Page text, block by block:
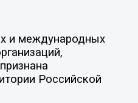
и международных
Российской